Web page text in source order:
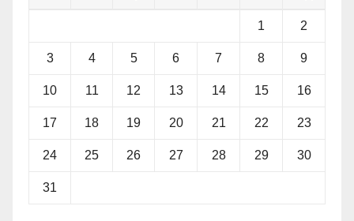
1 2
3 4 5 6 7 8 9
10 11 12 13 14 15 16
17 18 19 20 21 22 23
24 25 26 27 28 29 30
31